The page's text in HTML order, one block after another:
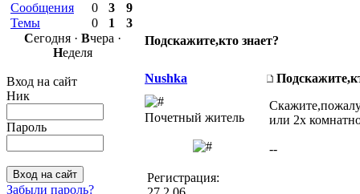
Сообщения
0 3
9
Темы
0 1
3
Сегодня · Вчера ·
Неделя
Вход на сайт
Ник
Пароль
Забыли пароль?
Подскажите,кто знает?
Nushka
Почетный житель
Регистрация:
или 2х
--